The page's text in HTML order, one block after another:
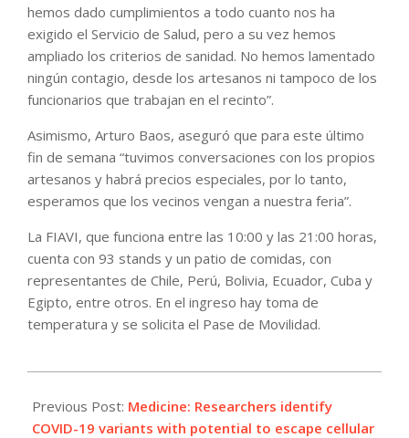
hemos dado cumplimientos a todo cuanto nos ha
exigido el Servicio de Salud, pero a su vez hemos
ampliado los criterios de sanidad. No hemos lamentado
ningún contagio, desde los artesanos ni tampoco de los
funcionarios que trabajan en el recinto”.
Asimismo, Arturo Baos, aseguró que para este último
fin de semana “tuvimos conversaciones con los propios
artesanos y habrá precios especiales, por lo tanto,
esperamos que los vecinos vengan a nuestra feria”.
La FIAVI, que funciona entre las 10:00 y las 21:00 horas,
cuenta con 93 stands y un patio de comidas, con
representantes de Chile, Perú, Bolivia, Ecuador, Cuba y
Egipto, entre otros. En el ingreso hay toma de
temperatura y se solicita el Pase de Movilidad.
02-
11
Previous Post: Medicine: Researchers identify
COVID-19 variants with potential to escape cellular